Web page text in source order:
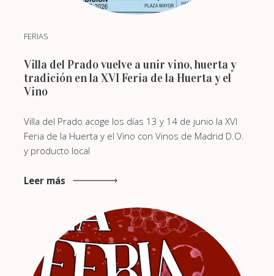
FERIAS
Villa del Prado vuelve a unir vino, huerta y
tradición en la XVI Feria de la Huerta y el
Vino
Villa del Prado acoge los días 13 y 14 de junio la XVI
Feria de la Huerta y el Vino con Vinos de Madrid D.O.
y producto local
Leer más